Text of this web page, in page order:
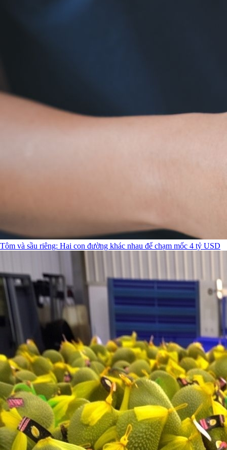
Tôm và sầu riêng: Hai con đường khác nhau để chạm mốc 4 tỷ USD